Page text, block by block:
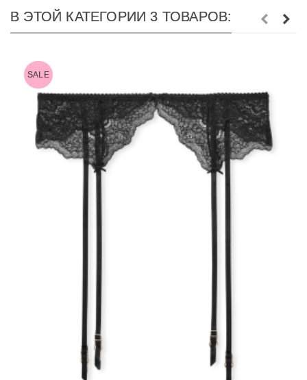
В ЭТОЙ КАТЕГОРИИ 3 ТОВАРОВ:
SALE